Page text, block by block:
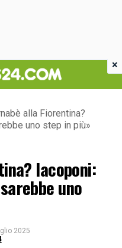
alla Fiorentina?
uno step in più»
Iacoponi:
uno
2025
×